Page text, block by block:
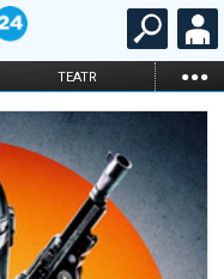
TEATR ...
STAND-UP
KARNETY